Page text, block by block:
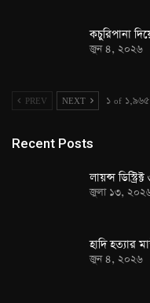
কচুরিপানা
জুন ৪, ২০২৬
PREV NEXT ১ of ১,৯৬৫
Recent Posts
লায়ন্স
জুলা ১৩,
হাদি হত্যার
জুন ৪, ২০২৬